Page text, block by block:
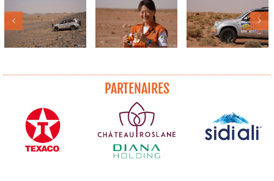
PARTENAIRES